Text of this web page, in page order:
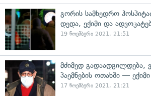
გორის სამხედრო
დედა, ექიმი და
19 ნოემბერი 2021, 21:51
მძიმედ გადაადგილდება,
პაემნების ოთახში —
17 ნოემბერი 2021, 21:21